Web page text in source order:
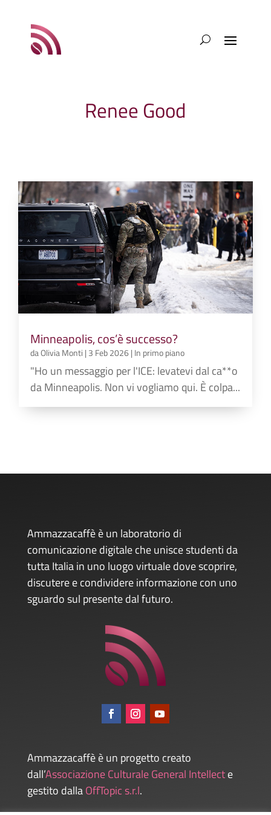
Renee Good
Minneapolis, cos’è successo?
daOlivia Monti | 3 Feb 2026| In primo piano
"Ho un messaggio per l'ICE: levatevi dal ca**o
da Minneapolis. Non vi vogliamo qui. È colpa...
Ammazzacaffè è un laboratorio di
comunicazione digitale che unisce studenti da
tutta Italia in uno luogo virtuale dove scoprire,
discutere e condividere informazione con uno
sguardo sul presente dal futuro.
Ammazzacaffè è un progetto creato
dall’Associazione Culturale General Intellecte
gestito dallaOffTopic s.r.l.